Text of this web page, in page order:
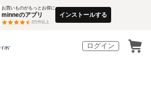
お買いものがもっとお得に
minneのアプリ
3万件以上
インストールする
ログイン